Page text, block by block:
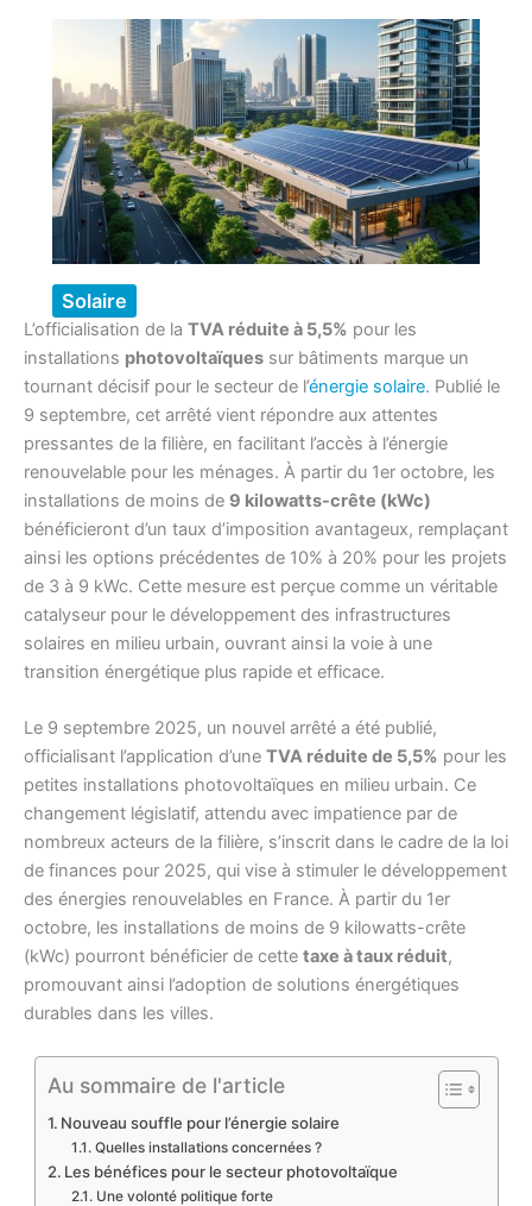
Solaire
L’officialisation de la TVA réduite à 5,5% pour les
installations photovoltaïques sur bâtiments marque un
tournant décisif pour le secteur de l’énergie solaire. Publié le
9 septembre, cet arrêté vient répondre aux attentes
pressantes de la filière, en facilitant l’accès à l’énergie
renouvelable pour les ménages. À partir du 1er octobre, les
installations de moins de 9 kilowatts-crête (kWc)
bénéficieront d’un taux d’imposition avantageux, remplaçant
ainsi les options précédentes de 10% à 20% pour les projets
de 3 à 9 kWc. Cette mesure est perçue comme un véritable
catalyseur pour le développement des infrastructures
solaires en milieu urbain, ouvrant ainsi la voie à une
transition énergétique plus rapide et efficace.
Le 9 septembre 2025, un nouvel arrêté a été publié,
officialisant l’application d’une TVA réduite de 5,5% pour les
petites installations photovoltaïques en milieu urbain. Ce
changement législatif, attendu avec impatience par de
nombreux acteurs de la filière, s’inscrit dans le cadre de la loi
de finances pour 2025, qui vise à stimuler le développement
des énergies renouvelables en France. À partir du 1er
octobre, les installations de moins de 9 kilowatts-crête
(kWc) pourront bénéficier de cette taxe à taux réduit,
promouvant ainsi l’adoption de solutions énergétiques
durables dans les villes.
Au sommaire de l'article
Nouveau souffle pour l’énergie solaire
Quelles installations concernées ?
Les bénéfices pour le secteur photovoltaïque
Une volonté politique forte